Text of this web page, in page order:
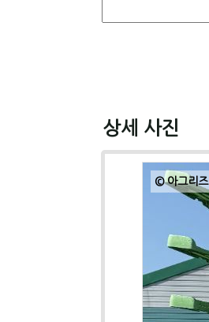
상세 사진
© 아그리즈